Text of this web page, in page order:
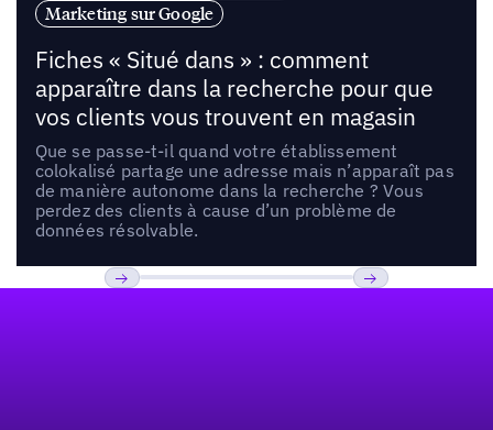
Marketing sur Google
Fiches « Situé dans » : comment
apparaître dans la recherche pour que
vos clients vous trouvent en magasin
Que se passe-t-il quand votre établissement
colokalisé partage une adresse mais n’apparaît pas
de manière autonome dans la recherche ? Vous
perdez des clients à cause d’un problème de
données résolvable.